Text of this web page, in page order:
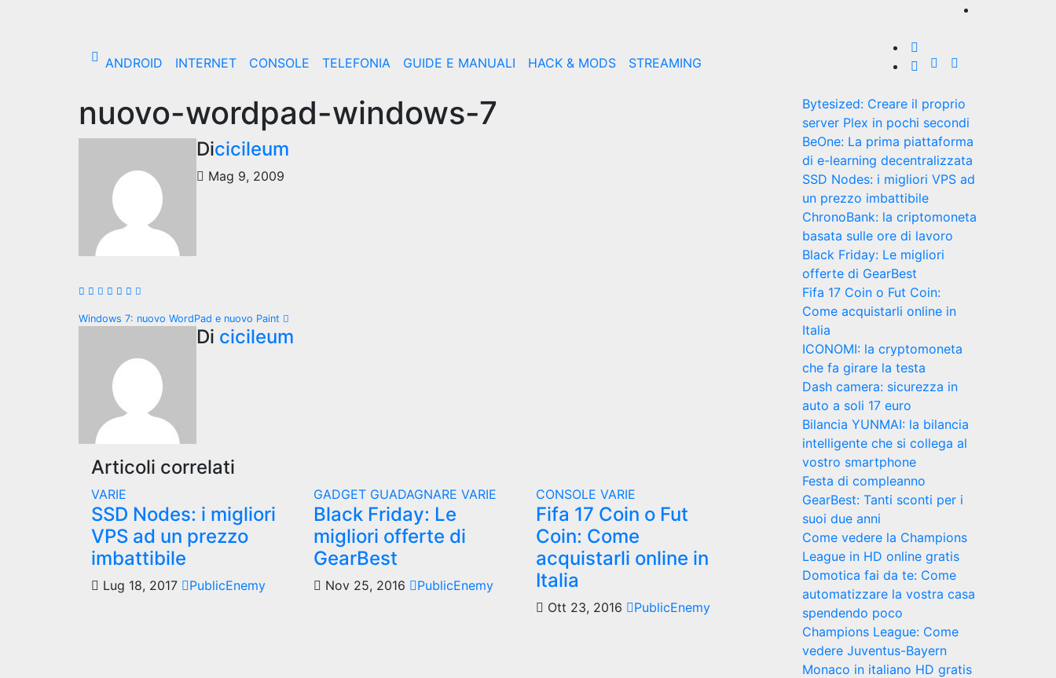
ANDROID
INTERNET CONSOLE TELEFONIA GUIDE E MANUALI HACK & MODS STREAMING
nuovo-wordpad-windows-7
Dicicileum
Mag 9, 2009
Navigazione
articoli
Windows 7: nuovo WordPad e nuovo Paint
Di cicileum
Articoli correlati
VARIE
SSD Nodes: i migliori
VPS ad un prezzo
imbattibile
Lug 18, 2017 PublicEnemy
GADGET GUADAGNARE VARIE
Black Friday: Le
migliori offerte di
GearBest
Nov 25, 2016 PublicEnemy
CONSOLE VARIE
Fifa 17 Coin o Fut
Coin: Come
acquistarli online in
Italia
Ott 23, 2016 PublicEnemy
Bytesized: Creare il proprio
server Plex in pochi secondi
BeOne: La prima piattaforma
di e-learning decentralizzata
SSD Nodes: i migliori VPS ad
un prezzo imbattibile
ChronoBank: la criptomoneta
basata sulle ore di lavoro
Black Friday: Le migliori
offerte di GearBest
Fifa 17 Coin o Fut Coin:
Come acquistarli online in
Italia
ICONOMI: la cryptomoneta
che fa girare la testa
Dash camera: sicurezza in
auto a soli 17 euro
Bilancia YUNMAI: la bilancia
intelligente che si collega al
vostro smartphone
Festa di compleanno
GearBest: Tanti sconti per i
suoi due anni
Come vedere la Champions
League in HD online gratis
Domotica fai da te: Come
automatizzare la vostra casa
spendendo poco
Champions League: Come
vedere Juventus-Bayern
Monaco in italiano HD gratis